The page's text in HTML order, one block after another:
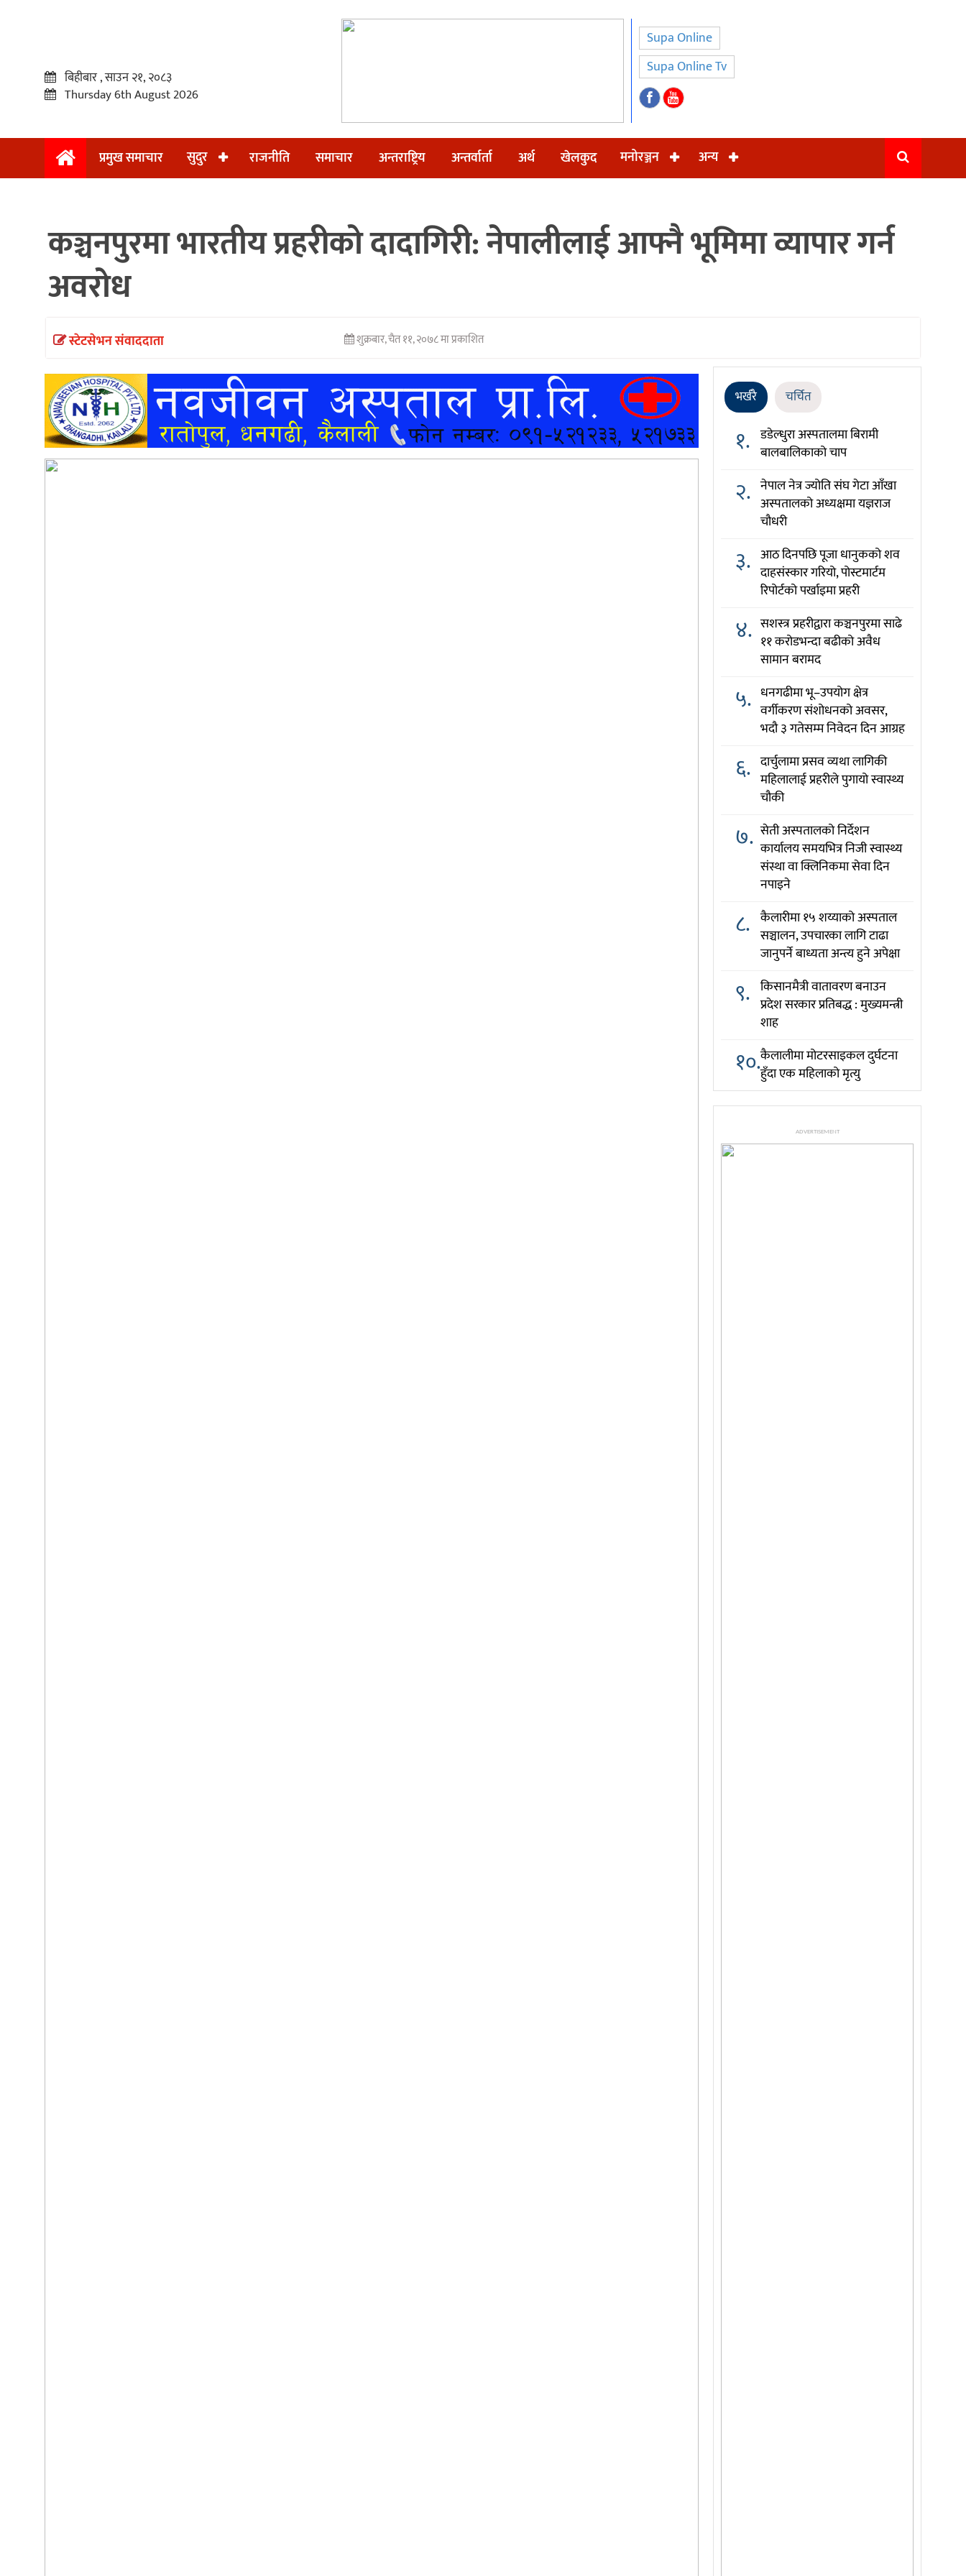
प्रमुख
समाचार
अन्तर्वार्ता
खेलकुद
मनोरञ्जन
बिहीबार , साउन २१, २०८३
Thursday 6th August 2026
Supa Online
Supa Online Tv
प्रमुख समाचार सुदुर राजनीति समाचार अन्तराष्ट्रिय अन्तर्वार्ता अर्थ खेलकुद मनोरञ्जन अन्य
कञ्चनपुरमा भारतीय प्रहरीको दादागिरी: नेपालीलाई आफ्नै भूमिमा व्यापार गर्न
अवरोध
स्टेटसेभन संवाददाता शुक्रबार, चैत ११, २०७८ मा प्रकाशित
भर्खरै चर्चित
१. डडेल्धुरा अस्पतालमा बिरामी
बालबालिकाको चाप
२. नेपाल नेत्र ज्योति संघ गेटा आँखा
अस्पतालको अध्यक्षमा यज्ञराज
चौधरी
३. आठ दिनपछि पूजा धानुकको शव
दाहसंस्कार गरियो, पोस्टमार्टम
रिपोर्टको पर्खाइमा प्रहरी
४. सशस्त्र प्रहरीद्वारा कञ्चनपुरमा साढे
११ करोडभन्दा बढीको अवैध
सामान बरामद
५. धनगढीमा भू–उपयोग क्षेत्र
वर्गीकरण संशोधनको अवसर,
भदौ ३ गतेसम्म निवेदन दिन आग्रह
६. दार्चुलामा प्रसव व्यथा लागिकी
महिलालाई प्रहरीले पुगायो स्वास्थ्य
चौकी
७. सेती अस्पतालको निर्देशन
कार्यालय समयभित्र निजी स्वास्थ्य
संस्था वा क्लिनिकमा सेवा दिन
नपाइने
८. कैलारीमा १५ शय्याको अस्पताल
सञ्चालन, उपचारका लागि टाढा
जानुपर्ने बाध्यता अन्त्य हुने अपेक्षा
९. किसानमैत्री वातावरण बनाउन
प्रदेश सरकार प्रतिबद्ध : मुख्यमन्त्री
शाह
१०.कैलालीमा मोटरसाइकल दुर्घटना
हुँदा एक महिलाको मृत्यु
ADVERTISEMENT